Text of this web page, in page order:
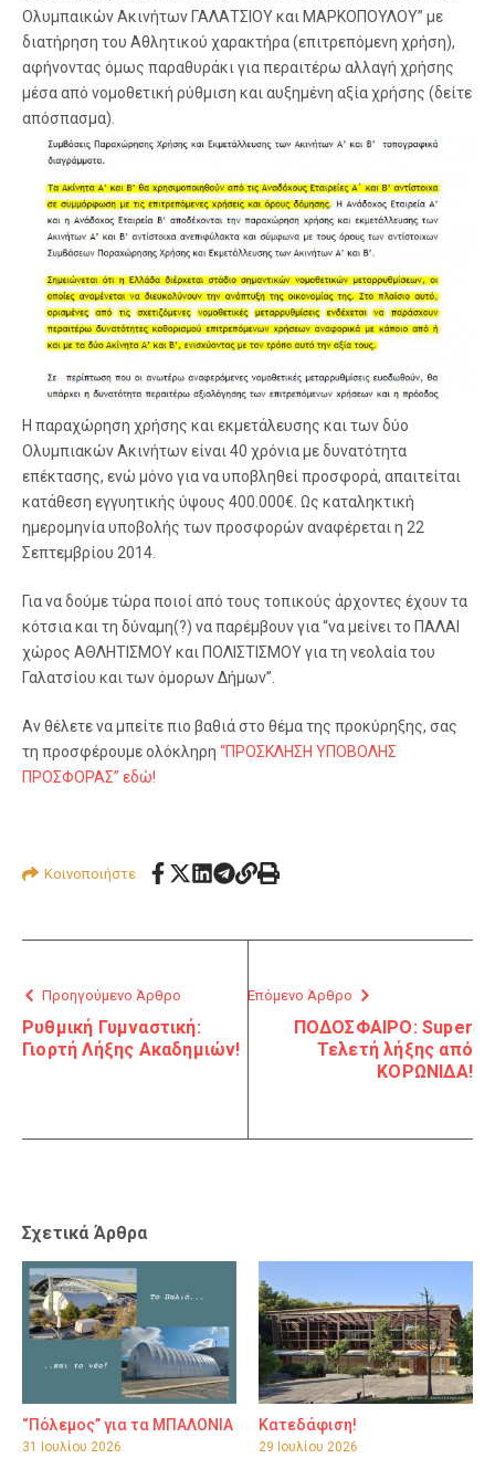
Ολυμπαικών Ακινήτων ΓΑΛΑΤΣΙΟΥ και ΜΑΡΚΟΠΟΥΛΟΥ” με
διατήρηση του Αθλητικού χαρακτήρα (επιτρεπόμενη χρήση),
αφήνοντας όμως παραθυράκι για περαιτέρω αλλαγή χρήσης
μέσα από νομοθετική ρύθμιση και αυξημένη αξία χρήσης (δείτε
απόσπασμα).
Η παραχώρηση χρήσης και εκμετάλευσης και των δύο
Ολυμπιακών Ακινήτων είναι 40 χρόνια με δυνατότητα
επέκτασης, ενώ μόνο για να υποβληθεί προσφορά, απαιτείται
κατάθεση εγγυητικής ύψους 400.000€. Ως καταληκτική
ημερομηνία υποβολής των προσφορών αναφέρεται η 22
Σεπτεμβρίου 2014.
Για να δούμε τώρα ποιοί από τους τοπικούς άρχοντες έχουν τα
κότσια και τη δύναμη(?) να παρέμβουν για “να μείνει το ΠΑΛΑΙ
χώρος ΑΘΛΗΤΙΣΜΟΥ και ΠΟΛΙΣΤΙΣΜΟΥ για τη νεολαία του
Γαλατσίου και των όμορων Δήμων”.
Αν θέλετε να μπείτε πιο βαθιά στο θέμα της προκύρηξης, σας
τη προσφέρουμε ολόκληρη “ΠΡΟΣΚΛΗΣΗ ΥΠΟΒΟΛΗΣ
ΠΡΟΣΦΟΡΑΣ” εδώ!
Κοινοποιήστε
Προηγούμενο Άρθρο
Ρυθμική Γυμναστική:
Γιορτή Λήξης Ακαδημιών!
Επόμενο Άρθρο
ΠΟΔΟΣΦΑΙΡΟ: Super
Τελετή λήξης από
ΚΟΡΩΝΙΔΑ!
Σχετικά Άρθρα
“Πόλεμος” για τα ΜΠΑΛΟΝΙΑ
31 Ιουλίου 2026
Κατεδάφιση!
29 Ιουλίου 2026